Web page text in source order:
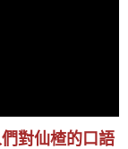
對仙楂的口語